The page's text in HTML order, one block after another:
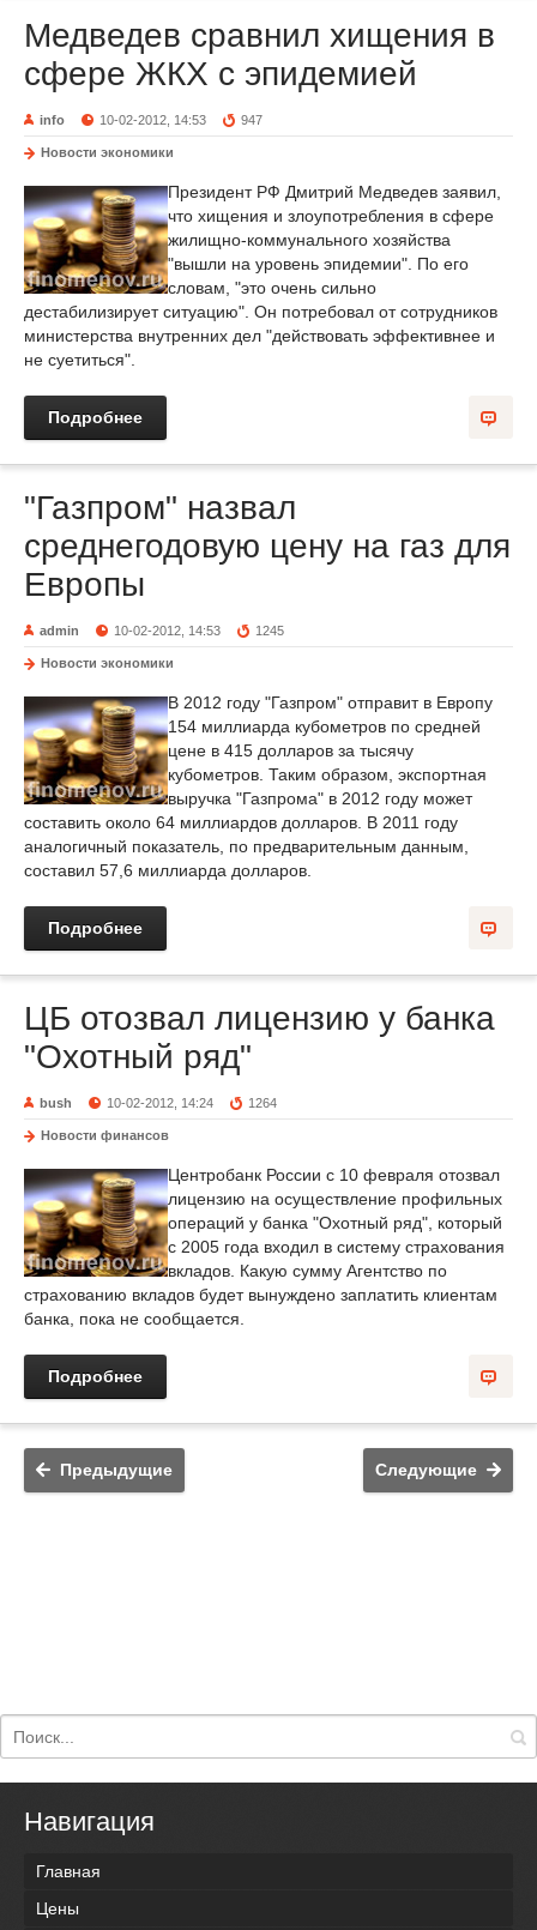
Медведев сравнил хищения в
сфере ЖКХ с эпидемией
info 10-02-2012, 14:53 947
Новости экономики
Президент РФ Дмитрий Медведев заявил,
что хищения и злоупотребления в сфере
жилищно-коммунального хозяйства
"вышли на уровень эпидемии". По его
словам, "это очень сильно
дестабилизирует ситуацию". Он потребовал от сотрудников
министерства внутренних дел "действовать эффективнее и
не суетиться".
Подробнее
"Газпром" назвал
среднегодовую цену на газ для
Европы
admin 10-02-2012, 14:53 1245
Новости экономики
В 2012 году "Газпром" отправит в Европу
154 миллиарда кубометров по средней
цене в 415 долларов за тысячу
кубометров. Таким образом, экспортная
выручка "Газпрома" в 2012 году может
составить около 64 миллиардов долларов. В 2011 году
аналогичный показатель, по предварительным данным,
составил 57,6 миллиарда долларов.
Подробнее
ЦБ отозвал лицензию у банка
"Охотный ряд"
bush 10-02-2012, 14:24 1264
Новости финансов
Центробанк России с 10 февраля отозвал
лицензию на осуществление профильных
операций у банка "Охотный ряд", который
с 2005 года входил в систему страхования
вкладов. Какую сумму Агентство по
страхованию вкладов будет вынуждено заплатить клиентам
банка, пока не сообщается.
Подробнее
Предыдущие Следующие
Навигация
Главная
Цены